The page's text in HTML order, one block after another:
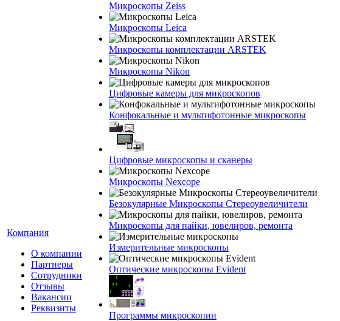
Компания
О компании
Партнеры
Сотрудники
Отзывы
Вакансии
Реквизиты
Микроскопы Zeiss
Микроскопы Leica
Микроскопы комплектации ARSTEK
Микроскопы Nikon
Цифровые камеры для микроскопов
Конфокальные и мультифотонные микроскопы
Цифровые микроскопы и сканеры
Микроскопы Nexcope
Безокулярные Микроскопы Стереоувеличители
Микроскопы для пайки, ювелиров, ремонта
Измерительные микроскопы
Оптические микроскопы Evident
Программы микроскопии